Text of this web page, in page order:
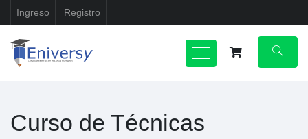
Ingreso Registro
Curso de Técnicas